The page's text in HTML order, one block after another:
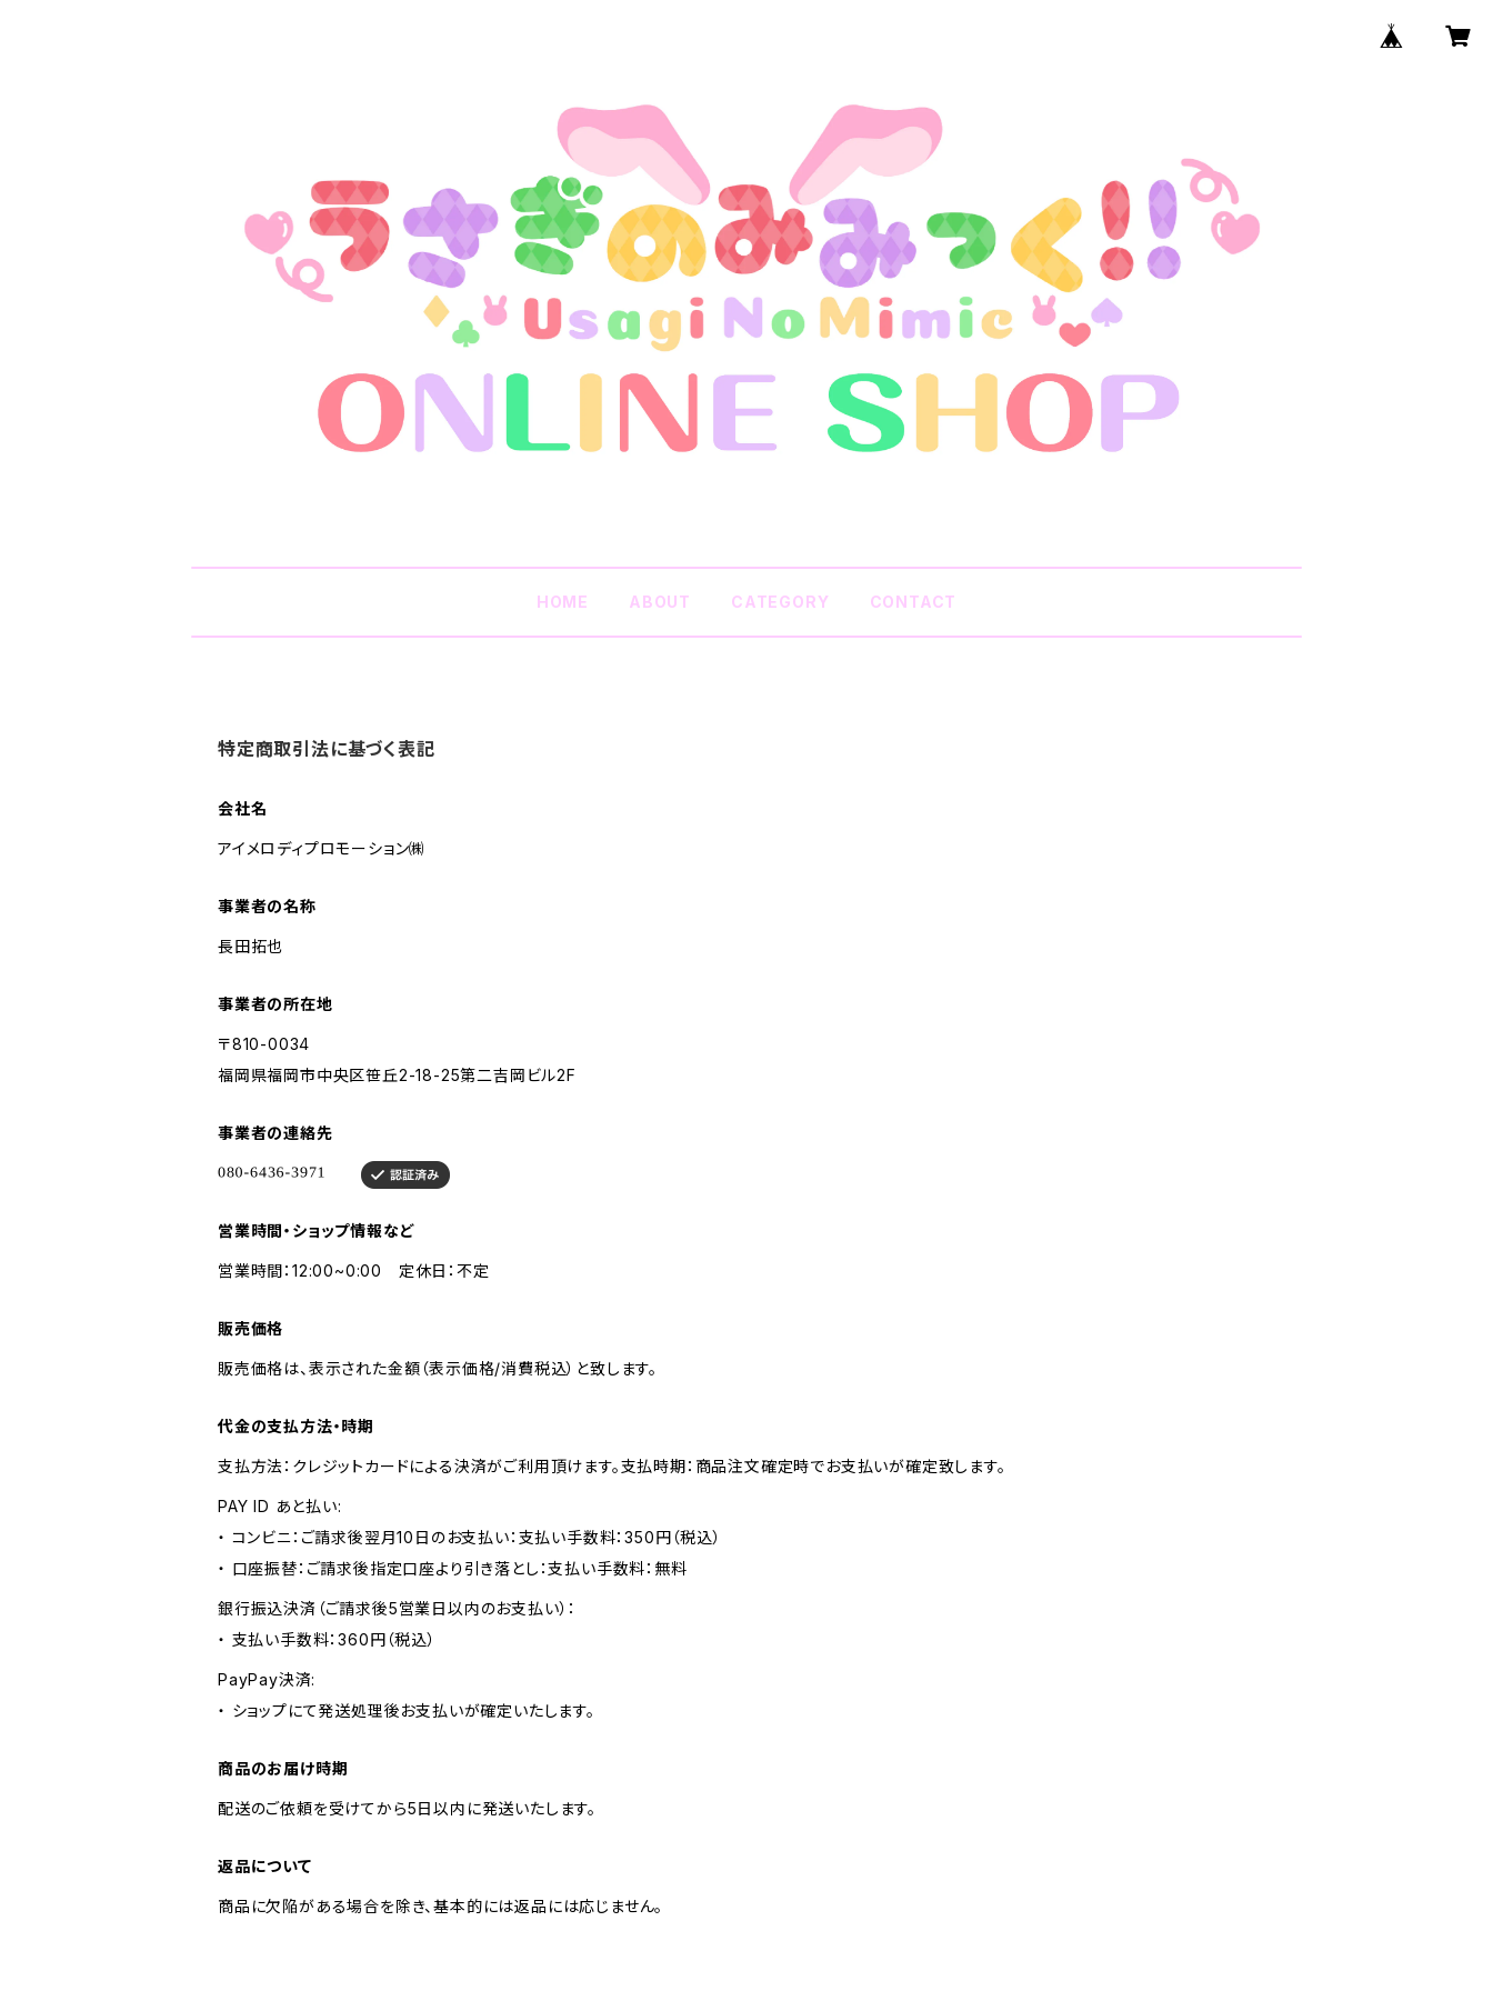
HOME ABOUT CATEGORY CONTACT
特定商取引法に基づく表記
会社名
アイメロディプロモーション㈱
事業者の名称
長田拓也
事業者の所在地
〒810-0034
福岡県福岡市中央区笹丘2-18-25第二吉岡ビル2F
事業者の連絡先
営業時間・ショップ情報など
営業時間：12:00~0:00 定休日：不定
販売価格
販売価格は、表示された金額（表示価格/消費税込）と致します。
代金の支払方法・時期
支払方法：クレジットカードによる決済がご利用頂けます。支払時期：商品注文確定時でお支払いが確定致します。
PAY ID あと払い:
・ コンビニ：ご請求後翌月10日のお支払い：支払い手数料：350円（税込）
・ 口座振替：ご請求後指定口座より引き落とし：支払い手数料：無料
銀行振込決済（ご請求後5営業日以内のお支払い）：
・ 支払い手数料：360円（税込）
PayPay決済:
・ ショップにて発送処理後お支払いが確定いたします。
商品のお届け時期
配送のご依頼を受けてから5日以内に発送いたします。
返品について
商品に欠陥がある場合を除き、基本的には返品には応じません。